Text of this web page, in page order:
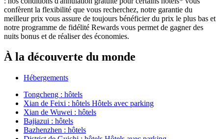
confèrent la flexibilité que vous recherchez, notre garantie du
meilleur prix vous assure de toujours bénéficier du prix le plus bas et
notre programme de fidélité Rewards vous permet de gagner des
nuits bonus et de réaliser des économies.
À la découverte du monde
Hébergements
Tongcheng : hôtels
Xian de Feixi : hôtels Hôtels avec parking
Xian de Wuwei : hôtels
Bajiazui : hôtels
Bazhenzhen : hôtels